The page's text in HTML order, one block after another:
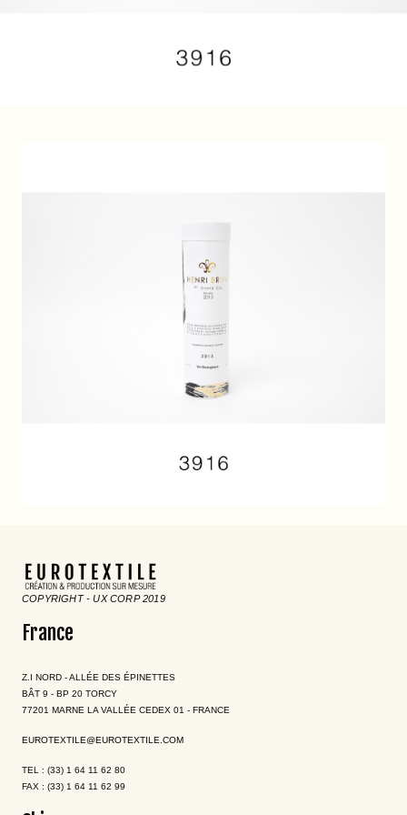
COPYRIGHT - UX CORP 2019
France
Z.I NORD - ALLÉE DES ÉPINETTES
BÂT 9 - BP 20 TORCY
77201 MARNE LA VALLÉE CEDEX 01 - FRANCE
EUROTEXTILE@EUROTEXTILE.COM
TEL : (33) 1 64 11 62 80
FAX : (33) 1 64 11 62 99